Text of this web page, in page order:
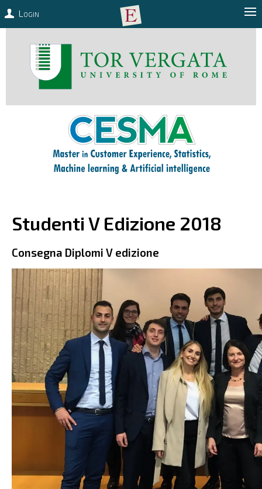
Login
Studenti V Edizione 2018
Consegna Diplomi V edizione